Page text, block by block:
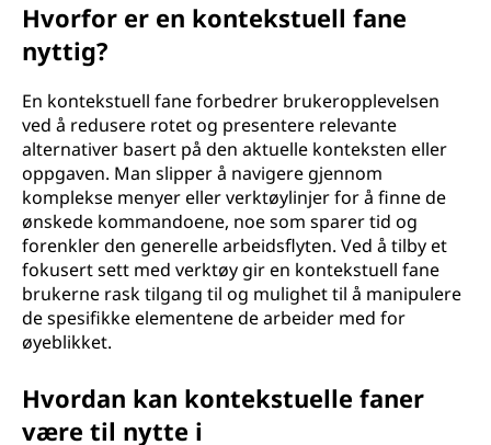
Hvorfor er en kontekstuell fane
nyttig?
En kontekstuell fane forbedrer brukeropplevelsen
ved å redusere rotet og presentere relevante
alternativer basert på den aktuelle konteksten eller
oppgaven. Man slipper å navigere gjennom
komplekse menyer eller verktøylinjer for å finne de
ønskede kommandoene, noe som sparer tid og
forenkler den generelle arbeidsflyten. Ved å tilby et
fokusert sett med verktøy gir en kontekstuell fane
brukerne rask tilgang til og mulighet til å manipulere
de spesifikke elementene de arbeider med for
øyeblikket.
Hvordan kan kontekstuelle faner
være til nytte i